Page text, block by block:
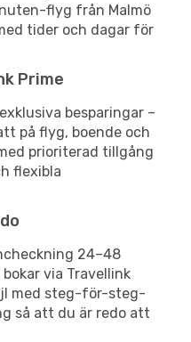
flyg från Malmö
tider och dagar för
Prime
besparingar –
på flyg, boende och
prioriterad tillgång
flexibla
24–48
via Travellink
med steg-för-steg-
så att du är redo att